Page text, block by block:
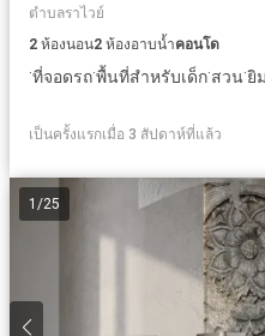
ตำบลราไวย์
2 ห้องนอน2 ห้องอาบน้ำคอนโด
·ที่จอดรถ·พื้นที่สำหรับเด็ก·สวน·ยิม
เป็นครั้งแรกเมื่อ 3 สัปดาห์ที่แล้ว
1 /25